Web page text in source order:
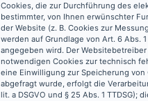
Cookies, die zur Durchführung des
bestimmter, von Ihnen erwünschter
der Website (z. B. Cookies zur
werden auf Grundlage von Art. 6 Abs.
angegeben wird. Der
notwendigen Cookies zur technisch
eine Einwilligung zur Speicherung
abgefragt wurde, erfolgt die
lit. a DSGVO und § 25 Abs. 1